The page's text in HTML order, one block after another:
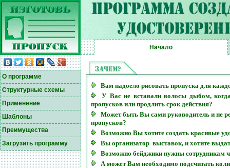
Начало
О программе
Структурные схемы
Применение
Шаблоны
Преимущества
Загрузить программу
Вам надоело рисовать пропуска для
У Вас не вставали волосы дыбом, когда
пропусков или продлить срок действия?
Может быть Вы сами руководитель и не
пропусков?
Возможно Вы хотите создать красивые
Вы организатор выставок, и хотите
Возможно бейджики нужны сотрудникам
А может Вам необходимо подсчитать